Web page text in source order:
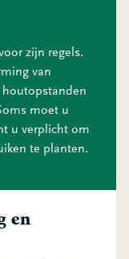
zijn regels.
van
houtopstanden
moet u
u verplicht om
te planten.
en